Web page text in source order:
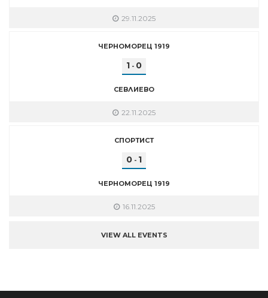
29.11.2025
ЧЕРНОМОРЕЦ 1919
1 - 0
СЕВЛИЕВО
22.11.2025
СПОРТИСТ
0 - 1
ЧЕРНОМОРЕЦ 1919
16.11.2025
VIEW ALL EVENTS